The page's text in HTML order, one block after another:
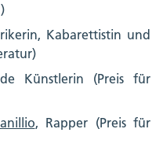
Kabarettistin und
Künstlerin (Preis für
, Rapper (Preis für